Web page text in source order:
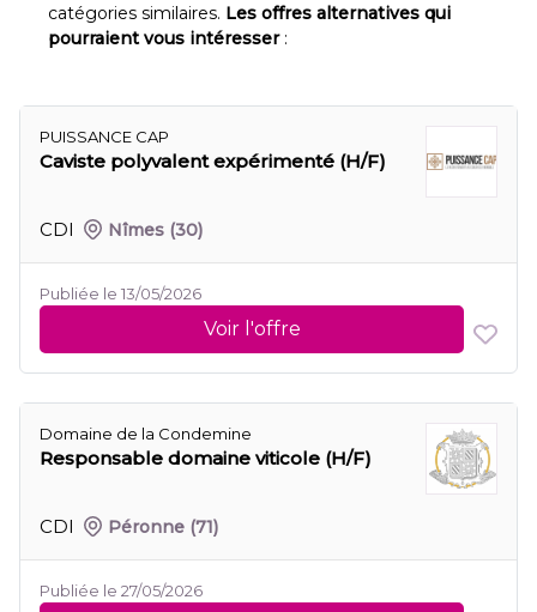
catégories similaires. Les offres alternatives qui
pourraient vous intéresser:
PUISSANCE CAP
Caviste polyvalent expérimenté (H/F)
CDI Nîmes (30)
Publiée le 13/05/2026
Voir l'offre
Domaine de la Condemine
Responsable domaine viticole (H/F)
CDI Péronne (71)
Publiée le 27/05/2026